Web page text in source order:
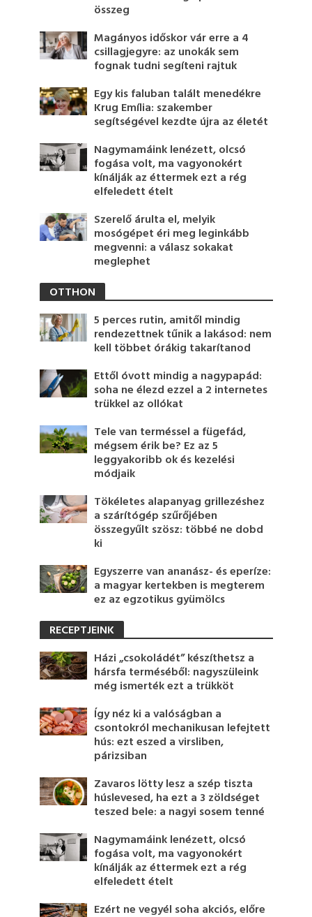
összeg
Magányos időskor vár erre a 4
csillagjegyre: az unokák sem
fognak tudni segíteni rajtuk
Egy kis faluban talált menedékre
Krug Emília: szakember
segítségével kezdte újra az életét
Nagymamáink lenézett, olcsó
fogása volt, ma vagyonokért
kínálják az éttermek ezt a rég
elfeledett ételt
Szerelő árulta el, melyik
mosógépet éri meg leginkább
megvenni: a válasz sokakat
meglephet
OTTHON
5 perces rutin, amitől mindig
rendezettnek tűnik a lakásod: nem
kell többet órákig takarítanod
Ettől óvott mindig a nagypapád:
soha ne élezd ezzel a 2 internetes
trükkel az ollókat
Tele van terméssel a fügefád,
mégsem érik be? Ez az 5
leggyakoribb ok és kezelési
módjaik
Tökéletes alapanyag grillezéshez
a szárítógép szűrőjében
összegyűlt szösz: többé ne dobd
ki
Egyszerre van ananász- és eperíze:
a magyar kertekben is megterem
ez az egzotikus gyümölcs
RECEPTJEINK
Házi „csokoládét” készíthetsz a
hársfa terméséből: nagyszüleink
még ismerték ezt a trükköt
Így néz ki a valóságban a
csontokról mechanikusan lefejtett
hús: ezt eszed a virsliben,
párizsiban
Zavaros lötty lesz a szép tiszta
húslevesed, ha ezt a 3 zöldséget
teszed bele: a nagyi sosem tenné
Nagymamáink lenézett, olcsó
fogása volt, ma vagyonokért
kínálják az éttermek ezt a rég
elfeledett ételt
Ezért ne vegyél soha akciós, előre